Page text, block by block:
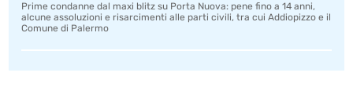
Prime condanne dal maxi blitz su Porta Nuova: pene fino a 14 anni,
alcune assoluzioni e risarcimenti alle parti civili, tra cui Addiopizzo e il
Comune di Palermo